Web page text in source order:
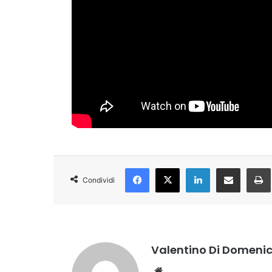
Condividi
Facebook
X LinkedIn
Condividi via Email
Valentino Di